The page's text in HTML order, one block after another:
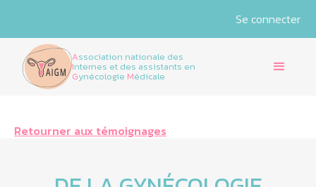
Se connecter
Association nationale des
Internes et des assistants en
Gynécologie Médicale
Retourner aux témoignages